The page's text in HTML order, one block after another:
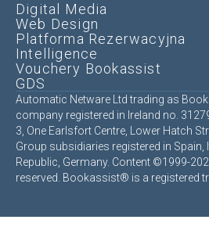
Digital Media
Web Design
Platforma Rezerwacyjna
Intelligence
Vouchery Bookassist
GDS
Automatic Netware Ltd trading as
company registered in Ireland no.
3, One Earlsfort Centre, Lower Hatch
Group subsidiaries registered in Spain,
Republic, Germany. Content ©1999-
reserved. Bookassist® is a registered